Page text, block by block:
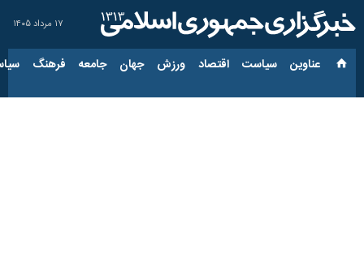
۱۷ مرداد ۱۴۰۵
عناوین‌ سیاست اقتصاد ورزش جهان جامعه فرهنگ